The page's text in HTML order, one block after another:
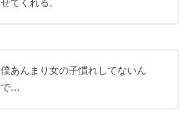
せてくれる。
僕あんまり女の子慣れしてないん
で…